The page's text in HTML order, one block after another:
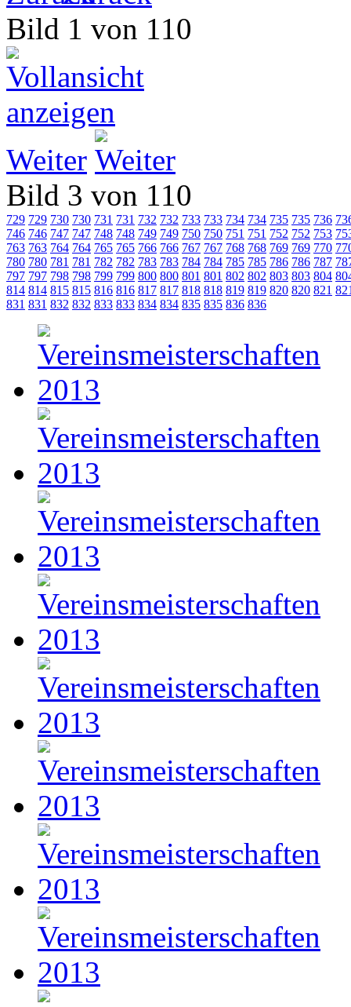
Bild 1 von 110
Weiter
Bild 3 von 110
729 729 730 730 731 731 732 732 733 733 734 734 735 735 736
746 746 747 747 748 748 749 749 750 750 751 751 752 752 753
763 763 764 764 765 765 766 766 767 767 768 768 769 769 770
780 780 781 781 782 782 783 783 784 784 785 785 786 786 787
797 797 798 798 799 799 800 800 801 801 802 802 803 803 804
814 814 815 815 816 816 817 817 818 818 819 819 820 820 821
831 831 832 832 833 833 834 834 835 835 836 836